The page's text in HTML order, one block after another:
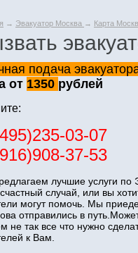
→ Эвакуатор Москва → Карта
подача
от 1350 рублей
03-07
37-53
лучшие услуги по
случай, или вы
могут помочь. Мы
отправились в
не так все что нужно
к Вам.